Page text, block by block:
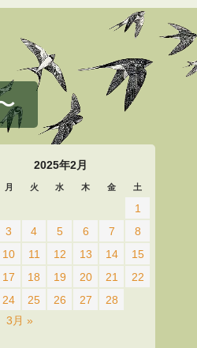
2025年2月
月 火 水 木 金 土
1
3 4 5 6 7
8
10 11 12 13 14
15
17 18 19 20 21
22
24 25 26 27
28
3月 »